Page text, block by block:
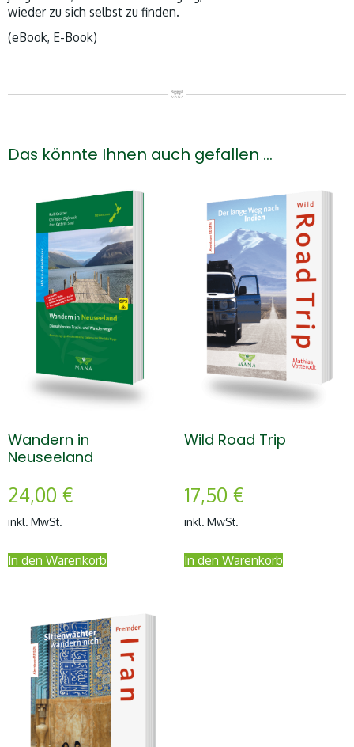
wieder zu sich selbst zu finden.
(eBook, E-Book)
Das könnte Ihnen auch gefallen …
Wandern in
Neuseeland
24,00 €
inkl. MwSt.
In den Warenkorb
Wild Road Trip
17,50 €
inkl. MwSt.
In den Warenkorb